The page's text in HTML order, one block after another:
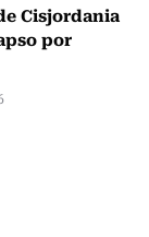
Cisjordania
por